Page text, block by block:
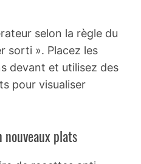
selon la règle du
sorti ». Placez les
devant et utilisez des
pour visualiser
nouveaux plats